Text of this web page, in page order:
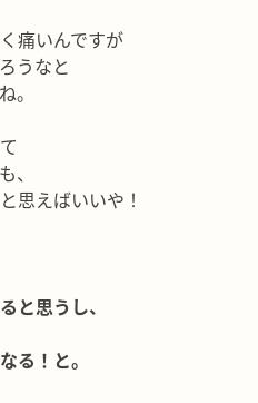
痛いんですが
うなと
。
、
思えばいいや！
と思うし、
る！と。